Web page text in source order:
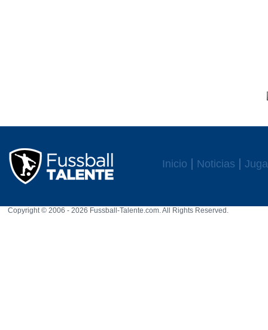
Inicio Noticias
Copyright © 2006 - 2026 Fussball-Talente.com. All Rights Reserved.